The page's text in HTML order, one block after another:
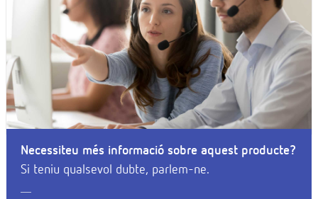
Necessiteu més informació sobre aquest producte?
Si teniu qualsevol dubte, parlem-ne.